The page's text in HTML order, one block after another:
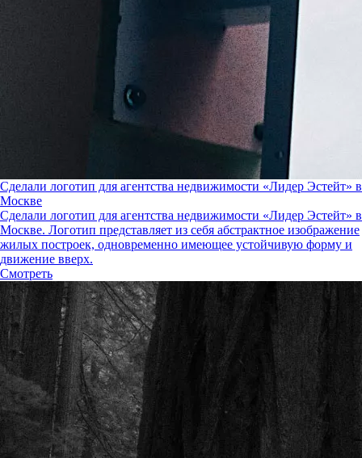
Сделали логотип для агентства недвижимости «Лидер Эстейт» в
Москве
Сделали логотип для агентства недвижимости «Лидер Эстейт» в
Москве. Логотип представляет из себя абстрактное изображение
жилых построек, одновременно имеющее устойчивую форму и
движение вверх.
Смотреть